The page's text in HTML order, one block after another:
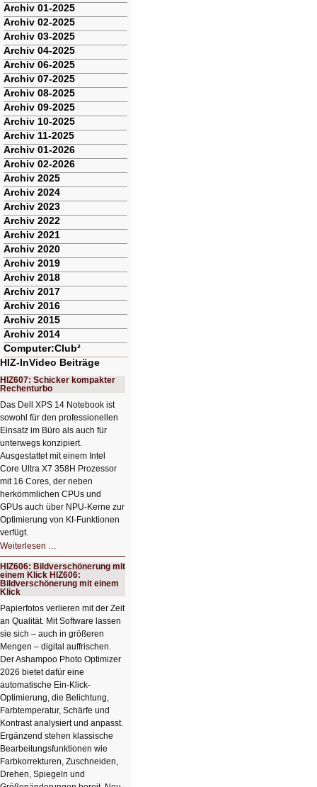
Navigation
überspringen
Archiv 01-2025
Archiv 02-2025
Archiv 03-2025
Archiv 04-2025
Archiv 06-2025
Archiv 07-2025
Archiv 08-2025
Archiv 09-2025
Archiv 10-2025
Archiv 11-2025
Archiv 01-2026
Archiv 02-2026
Archiv 2025
Archiv 2024
Archiv 2023
Archiv 2022
Archiv 2021
Archiv 2020
Archiv 2019
Archiv 2018
Archiv 2017
Archiv 2016
Archiv 2015
Archiv 2014
Computer:Club²
HIZ-InVideo Beiträge
HIZ607: Schicker kompakter
Rechenturbo
Das Dell XPS 14 Notebook ist
sowohl für den professionellen
Einsatz im Büro als auch für
unterwegs konzipiert.
Ausgestattet mit einem Intel
Core Ultra X7 358H Prozessor
mit 16 Cores, der neben
herkömmlichen CPUs und
GPUs auch über NPU-Kerne zur
Optimierung von KI-Funktionen
verfügt.
Weiterlesen …
Schicker
kompakter
Rechenturbo
HIZ606: Bildverschönerung mit
einem Klick HIZ606:
Bildverschönerung mit einem
Klick
Papierfotos verlieren mit der Zeit
an Qualität. Mit Software lassen
sie sich – auch in größeren
Mengen – digital auffrischen.
Der Ashampoo Photo Optimizer
2026 bietet dafür eine
automatische Ein-Klick-
Optimierung, die Belichtung,
Farbtemperatur, Schärfe und
Kontrast analysiert und anpasst.
Ergänzend stehen klassische
Bearbeitungsfunktionen wie
Farbkorrekturen, Zuschneiden,
Drehen, Spiegeln und